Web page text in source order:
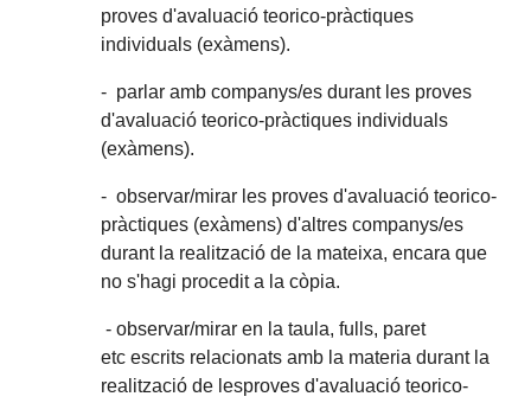
proves d'avaluació teorico-pràctiques
individuals (exàmens).
- parlar amb companys/es durant les proves
d'avaluació teorico-pràctiques individuals
(exàmens).
- observar/mirar les proves d'avaluació teorico-
pràctiques (exàmens) d'altres companys/es
durant la realització de la mateixa, encara que
no s'hagi procedit a la còpia.
- observar/mirar en la taula, fulls, paret
etc escrits relacionats amb la materia durant la
realització de lesproves d'avaluació teorico-